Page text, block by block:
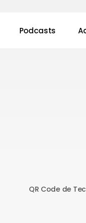
Podcasts
QR Code de